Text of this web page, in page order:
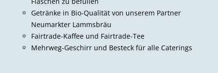
Getränke in Bio-Qualität von unserem Partner
Neumarkter Lammsbräu
Fairtrade-Kaffee und Fairtrade-Tee
Mehrweg-Geschirr und Besteck für alle Caterings